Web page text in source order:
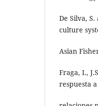
De Silva,
culture
Asian
Fraga, I.,
respuesta